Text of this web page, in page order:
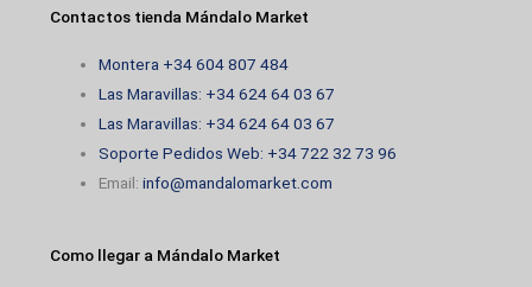
Contactos tienda Mándalo Market
Montera +34 604 807 484
Las Maravillas: +34 624 64 03 67
Las Maravillas: +34 624 64 03 67
Soporte Pedidos Web: +34 722 32 73 96
Email:info@mandalomarket.com
Como llegar a Mándalo Market